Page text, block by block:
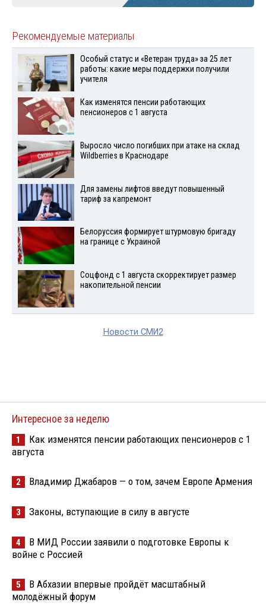
Рекомендуемые материалы
Особый статус и «Ветеран труда» за 25 лет
работы: какие меры поддержки получили
учителя
Как изменятся пенсии работающих
пенсионеров с 1 августа
Выросло число погибших при атаке на склад
Wildberries в Краснодаре
Для замены лифтов введут повышенный
тариф за капремонт
Белоруссия формирует штурмовую бригаду
на границе с Украиной
Соцфонд с 1 августа скорректирует размер
накопительной пенсии
Новости СМИ2
Интересное за неделю
1
Как изменятся пенсии работающих пенсионеров с 1
августа
2 Владимир Джабаров — о том, зачем Европе Армения
3 Законы, вступающие в силу в августе
4
В МИД России заявили о подготовке Европы к
войне с Россией
5
В Абхазии впервые пройдёт масштабный
молодёжный форум